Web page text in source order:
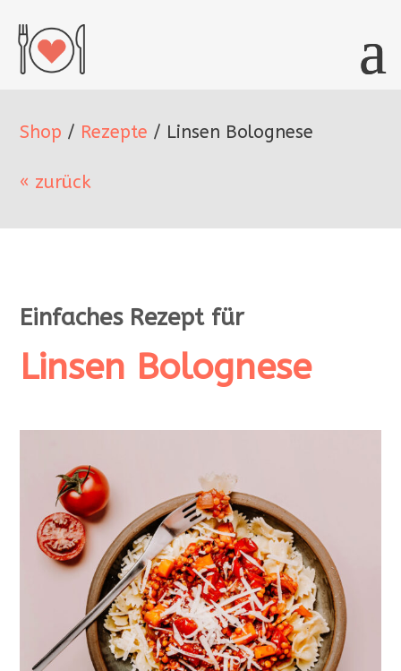
Shop / Rezepte / Linsen Bolognese
« zurück
Einfaches Rezept für
Linsen Bolognese